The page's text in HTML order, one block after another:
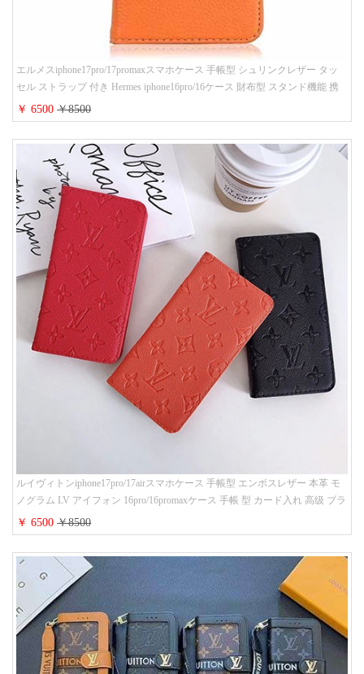
エルメスiphone17pro/17promaxスマホケース 手帳型 シュリンクレザー タッ
セル ストラップ 付き Hermes iphone16pro/16ケース 財布型 スタンド機能 携
帯カバー ハイ ブランド アイフォーン15/14/13ケース 手帳 レディース 人気
￥ 6500￥8500
ルイヴィトンiphone17pro/17airスマホケース 手帳型 エンボスレザー 本革 モ
ノグラム LV アイフォン 16pro/16promaxケース 手帳 型 カード入れ 高级 ブラ
ンド iPhone 15/14/13 proケース 手帳型 男女通用 大人かわいい
￥ 6500￥8500